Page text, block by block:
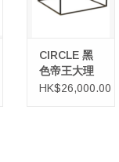
CIRCLE 黑
色帝王大理
石大咖啡桌
HK$26,000.00